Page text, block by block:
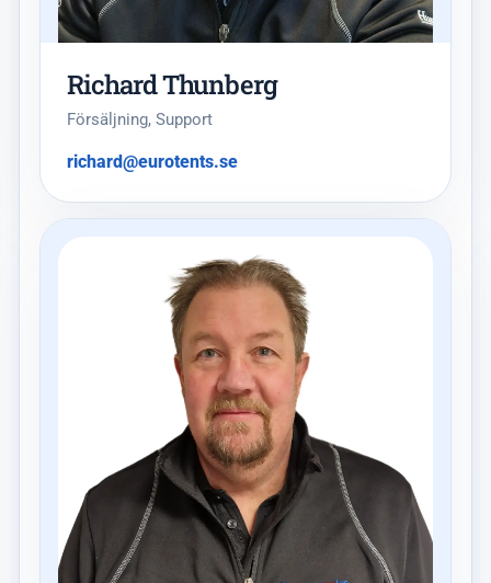
Richard Thunberg
Försäljning, Support
richard@eurotents.se